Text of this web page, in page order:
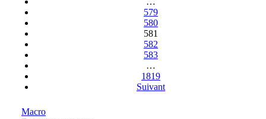
579
580
581
582
583
…
1819
Suivant
Macro